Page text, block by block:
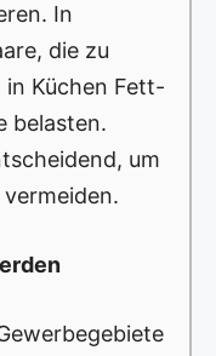
In
die zu
Küchen Fett-
belasten.
um